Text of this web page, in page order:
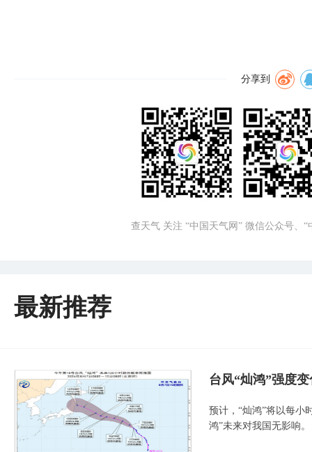
分享到
查天气 关注 “中国天气网” 微信公众号、
最新推荐
台风“灿鸿”强度
预计，“灿鸿”将以每小
鸿”未来对我国无影响。